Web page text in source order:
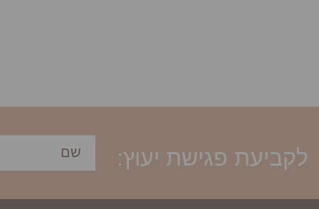
לקביעת פגישת יעוץ: